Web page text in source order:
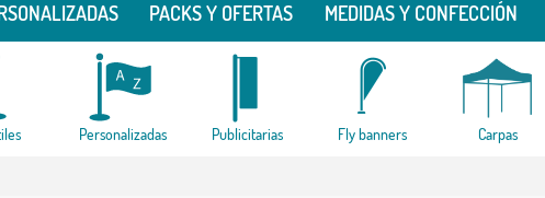
PACKS Y OFERTAS MEDIDAS Y CONFECCIÓN
Personalizadas Publicitarias Fly banners Carpas